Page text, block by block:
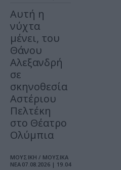
Αυτή η
νύχτα
μένει, του
Θάνου
Αλεξανδρή
σε
σκηνοθεσία
Αστέριου
Πελτέκη
στο Θέατρο
Ολύμπια
ΜΟΥΣΙΚΗ / ΜΟΥΣΙΚΑ
ΝΕΑ 07.08.2026 | 19.04